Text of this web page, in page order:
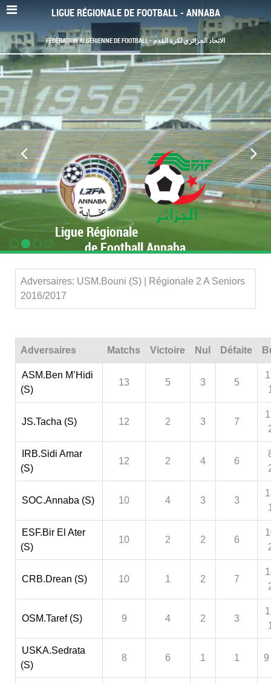
LIGUE RÉGIONALE DE FOOTBALL - ANNABA
FÉDÉRATION ALGÉRIENNE DE FOOTBALL - الاتحاد الجزائري لكرة القدم
Ligue Régionale
de Football Annaba
Adversaires: USM.Bouni (S) | Régionale 2 A Seniors
2016/2017
Adversaires Matchs Victoire Nul Défaite
ASM.Ben M’Hidi
(S)
13 5 3 5
JS.Tacha (S) 12 2 3 7
IRB.Sidi Amar
(S)
12 2 4 6
SOC.Annaba (S) 10 4 3 3
ESF.Bir El Ater
(S)
10 2 2 6
CRB.Drean (S) 10 1 2 7
OSM.Taref (S) 9 4 2 3
USKA.Sedrata
(S)
8 6 1 1 9